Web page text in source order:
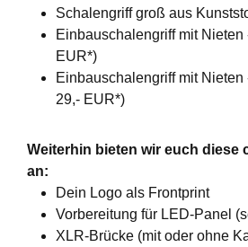
Schalengriff groß aus
Einbauschalengriff mit Nieten
EUR*)
Einbauschalengriff mit Nieten
29,- EUR*)
Weiterhin bieten wir euch diese
an:
Dein Logo als Frontprint
Vorbereitung für LED-Panel
XLR-Brücke (mit oder ohne